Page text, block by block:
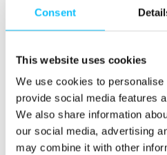
Consent
This website uses cookies
We use cookies to
provide social media features
We also share information
our social media, advertising
may combine it with other
tietovisaa ja tiedonhakua
tai läppärin.
kanssa Eettisen kaupan
ry.
Ilmoittaudu mukaan 2.10.